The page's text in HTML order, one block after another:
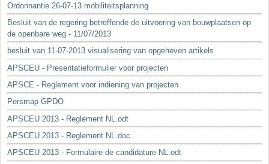
Ordonnantie 26-07-13 mobiliteitsplanning
Besluit van de regering betreffende de uitvoering van bouwplaatsen op
de openbare weg - 11/07/2013
besluit van 11-07-2013 visualisering van opgeheven artikels
APSCEU - Presentatieformulier voor projecten
APSCE - Reglement voor indiening van projecten
Persmap GPDO
APSCEU 2013 - Reglement NL.odt
APSCEU 2013 - Reglement NL.doc
APSCEU 2013 - Formulaire de candidature NL.odt